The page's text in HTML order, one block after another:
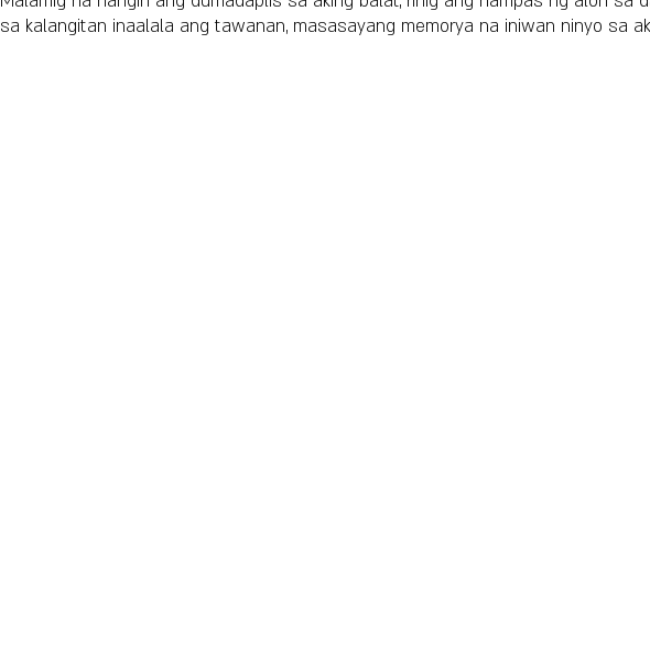
sa kalangitan inaalala ang tawanan, masasayang memorya na iniwan ninyo sa